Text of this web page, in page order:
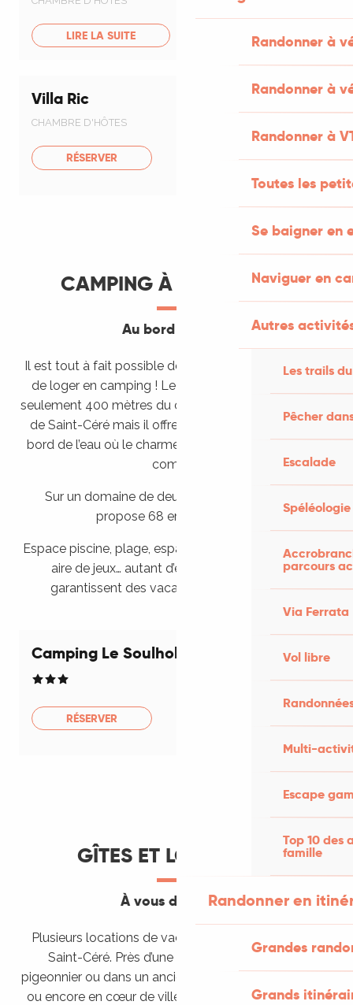
Randonner à
Randonner à
Randonner à
Toutes les
Se baigner en
Naviguer en
Autres
Les trails
Pêcher
Escalade
Spéléologie
parcours
Via Ferrata
Vol libre
Multi-
Escape
Top 10 des
famille
Randonner en
Grandes
Grands
LIRE LA SUITE
Villa Ric
CHAMBRE D'HÔTES
RÉSERVER
Réservable
CAMPING À SAINT-CÉRÉ
Au bord de l’eau
Il est tout à fait possible de profiter du centre-ville et
de loger en camping ! Le camping le Soulhol est à
seulement 400 mètres du centre de la charmante cité
de Saint-Céré mais il offre l’avantage d’être situé au
bord de l’eau où le charme et la nature sauront vous
combler.
Sur un domaine de deux hectares, le camping
propose 68 emplacements.
Espace piscine, plage, espaces verts, zone barbecue,
aire de jeux… autant d’équipements qui vous
garantissent des vacances nature assurées.
Camping Le Soulhol
RÉSERVER
Réservable
GÎTES ET LOCATIONS
À vous de choisir
Plusieurs locations de vacances sont proposées à
Saint-Céré. Près d’une rivière à truite, dans un
pigeonnier ou dans un ancien corps de ferme restauré
ou encore en cœur de ville, il ne vous reste plus qu’à